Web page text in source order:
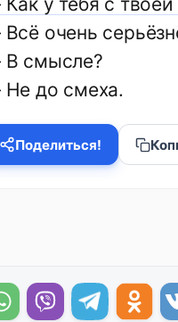
очень
смысле?
до смеха.
Поделиться!